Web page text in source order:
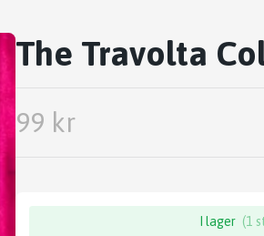
The Travolta
99 kr
I lager (1